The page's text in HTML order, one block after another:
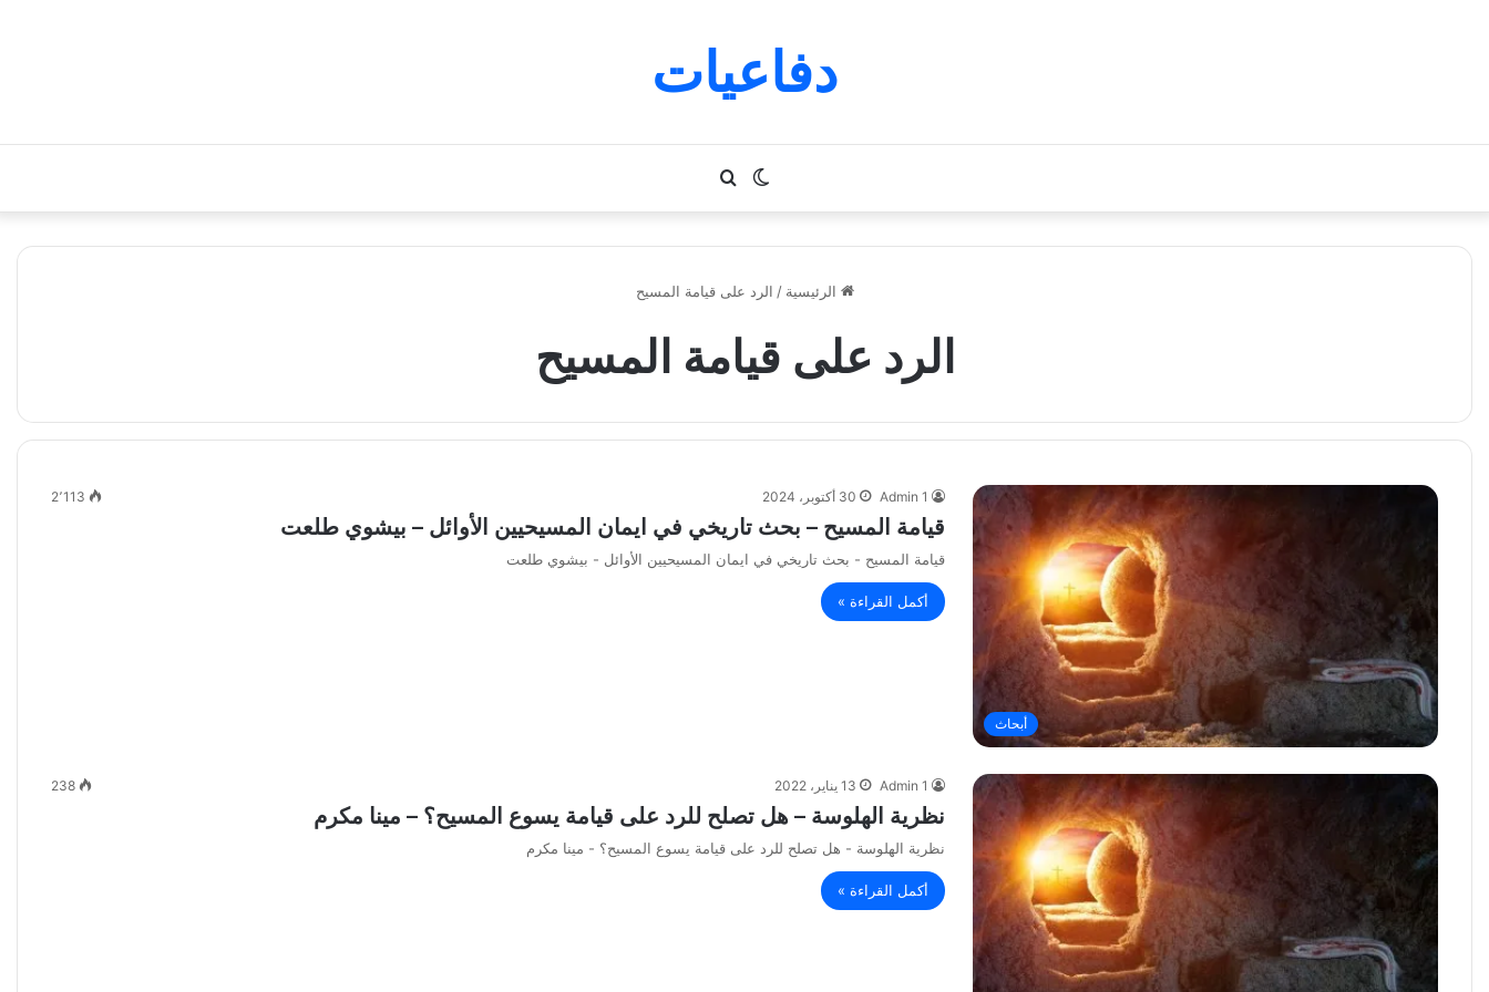
دفاعيات
بحث
عن
الوضع
المظلم
الرئيسية / الرد على قيامة المسيح
الرد على قيامة المسيح
أبحاث
Admin 1 30 أكتوبر، 2024 2٬113
قيامة المسيح – بحث تاريخي في ايمان المسيحيين الأوائل – بيشوي طلعت
قيامة المسيح - بحث تاريخي في ايمان المسيحيين الأوائل - بيشوي طلعت
أكمل القراءة »
Admin 1 13 يناير، 2022 238
نظرية الهلوسة – هل تصلح للرد على قيامة يسوع المسيح؟ – مينا مكرم
نظرية الهلوسة - هل تصلح للرد على قيامة يسوع المسيح؟ - مينا مكرم
أكمل القراءة »